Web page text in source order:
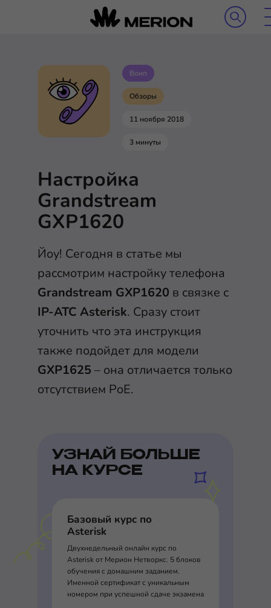
Воип
Обзоры
11 ноября 2018
3 минуты
Настройка
Grandstream
GXP1620
Йоу! Сегодня в статье мы
рассмотрим настройку телефона
Grandstream GXP1620 в связке с
IP-АТС Asterisk. Сразу стоит
уточнить что эта инструкция
также подойдет для модели
GXP1625 – она отличается только
отсутствием PoE.
УЗНАЙ БОЛЬШЕ
НА КУРСЕ
Базовый курс по
Asterisk
Двухнедельный онлайн курс по
Asterisk от Мерион Нетворкс. 5 блоков
обучения с домашним заданием.
Именной сертификат с уникальным
номером при успешной сдаче экзамена